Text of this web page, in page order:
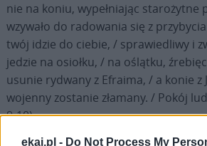
ekai.pl - Do Not Process My
nie na koniu, wypełniając
wzywało do radowania się z
twój idzie do ciebie, / sprawiedliwy i
jedzie na osiołku, / na oślątku,
usunie rydwany z Efraima, / a konie z
wojenny zostanie złamany. / Pokój
9-10).